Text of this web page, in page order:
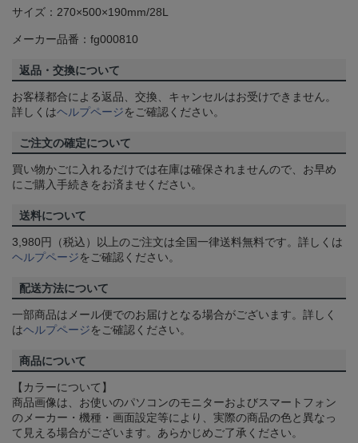
サイズ：270×500×190mm/28L
メーカー品番：fg000810
返品・交換について
お客様都合による返品、交換、キャンセルはお受けできません。
詳しくはヘルプページをご確認ください。
ご注文の確定について
買い物かごに入れるだけでは在庫は確保されませんので、お早め
にご購入手続きをお済ませください。
送料について
3,980円（税込）以上のご注文は全国一律送料無料です。詳しくは
ヘルプページをご確認ください。
配送方法について
一部商品はメール便でのお届けとなる場合がございます。詳しく
はヘルプページをご確認ください。
商品について
【カラーについて】
商品画像は、お使いのパソコンのモニターおよびスマートフォン
のメーカー・機種・画面設定等により、実際の商品の色と異なっ
て見える場合がございます。あらかじめご了承ください。